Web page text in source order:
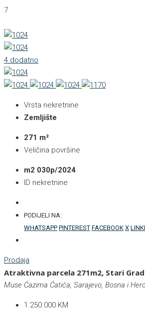
7
4 dodatno
Vrsta nekretnine
Zemljište
271 m²
Veličina površine
m2 030p/2024
ID nekretnine
PODIJELI NA:
WHATSAPP PINTEREST FACEBOOK X
Prodaja
Atraktivna parcela 271m2, Stari Grad
Muse Ćazima Ćatića, Sarajevo, Bosna i
1.250.000 KM